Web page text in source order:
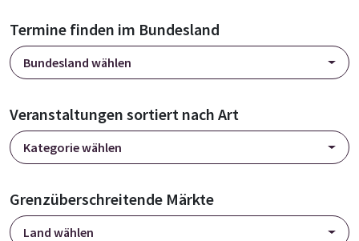
Termine finden im Bundesland
Bundesland wählen
Veranstaltungen sortiert nach Art
Kategorie wählen
Grenzüberschreitende Märkte
Land wählen